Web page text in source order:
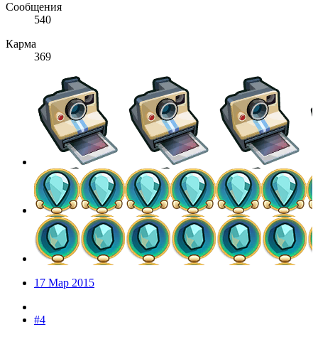
Сообщения
540
Карма
369
17 Мар 2015
#4